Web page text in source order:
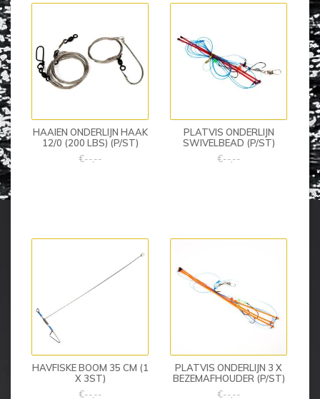
HAAIEN ONDERLIJN HAAK
12/0 (200 LBS) (P/ST)
€--,--
PLATVIS ONDERLIJN
SWIVELBEAD (P/ST)
€--,--
HAVFISKE BOOM 35 CM (1
X 3ST)
€--,--
PLATVIS ONDERLIJN 3 X
BEZEMAFHOUDER (P/ST)
€--,--